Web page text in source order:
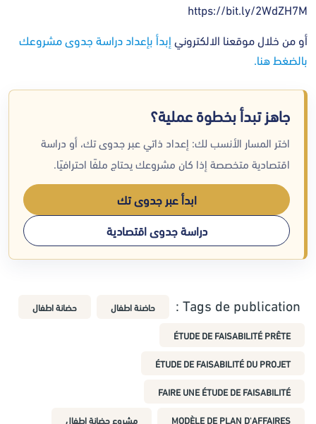
https://bit.ly/2WdZH7M
أو من خلال موقعنا الالكتروني إبدأ بإعداد دراسة جدوى مشروعك
بالضغط هنا.
جاهز تبدأ بخطوة عملية؟
اختر المسار الأنسب لك: إعداد ذاتي عبر جدوى تك، أو دراسة
اقتصادية متخصصة إذا كان مشروعك يحتاج ملفًا احترافيًا.
ابدأ عبر جدوى تك
دراسة جدوى اقتصادية
Tags de publication : حاضنة اطفال
حضانة اطفال
ÉTUDE DE FAISABILITÉ PRÊTE
ÉTUDE DE FAISABILITÉ DU PROJET
FAIRE UNE ÉTUDE DE FAISABILITÉ
MODÈLE DE PLAN D'AFFAIRES
مشروع حضانة اطفال